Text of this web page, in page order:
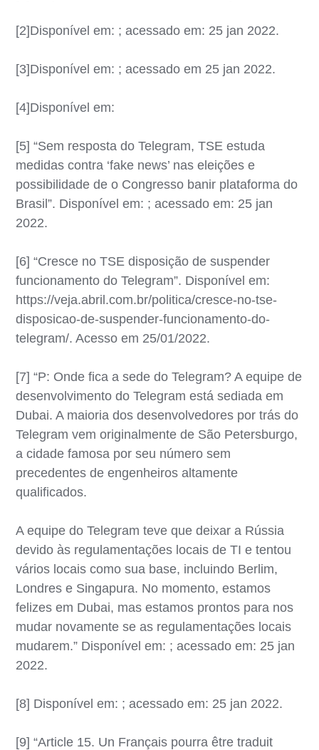
[2]Disponível em: ; acessado em: 25 jan 2022.
[3]Disponível em: ; acessado em 25 jan 2022.
[4]Disponível em:
[5] “Sem resposta do Telegram, TSE estuda
medidas contra ‘fake news’ nas eleições e
possibilidade de o Congresso banir plataforma do
Brasil”. Disponível em: ; acessado em: 25 jan
2022.
[6] “Cresce no TSE disposição de suspender
funcionamento do Telegram”. Disponível em:
https://veja.abril.com.br/politica/cresce-no-tse-
disposicao-de-suspender-funcionamento-do-
telegram/. Acesso em 25/01/2022.
[7] “P: Onde fica a sede do Telegram? A equipe de
desenvolvimento do Telegram está sediada em
Dubai. A maioria dos desenvolvedores por trás do
Telegram vem originalmente de São Petersburgo,
a cidade famosa por seu número sem
precedentes de engenheiros altamente
qualificados.
A equipe do Telegram teve que deixar a Rússia
devido às regulamentações locais de TI e tentou
vários locais como sua base, incluindo Berlim,
Londres e Singapura. No momento, estamos
felizes em Dubai, mas estamos prontos para nos
mudar novamente se as regulamentações locais
mudarem.” Disponível em: ; acessado em: 25 jan
2022.
[8] Disponível em: ; acessado em: 25 jan 2022.
[9] “Article 15. Un Français pourra être traduit